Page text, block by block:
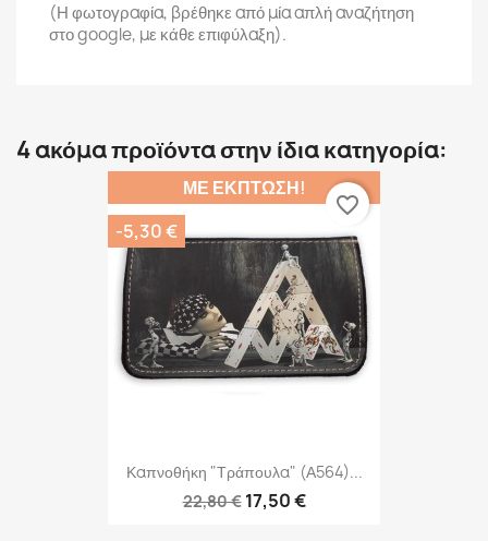
(Η φωτογραφία, βρέθηκε από μία απλή αναζήτηση
στο google, με κάθε επιφύλαξη).
4 ακόμα προϊόντα στην ίδια κατηγορία:
Καπνοθήκη "Τράπουλα" (Α564)...
22,80 € 17,50 €
ΜΕ ΈΚΠΤΩΣΗ!
-5,30 €
favorite_border